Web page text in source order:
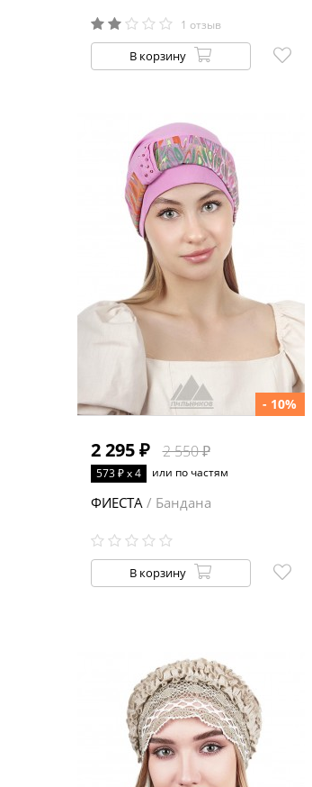
1 отзыв
В корзину
2 295 ₽ 2 550 ₽
- 10%
573 ₽ x 4 или по частям
ФИЕСТА / Бандана
В корзину